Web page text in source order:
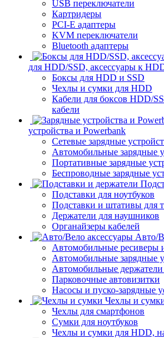
USB переключатели
Картридеры
PCI-E адаптеры
KVM переключатели
Bluetooth адаптеры
для HDD/SSD, аксессуары к
Боксы для HDD и SSD
Чехлы и сумки для HDD
Кабели для боксов HDD/
кабели
устройства и Powerbank
Сетевые зарядные
Автомобильные зарядные
Портативные зарядные
Беспроводные зарядные
Подставки для ноутбуков
Подставки и штативы для
Держатели для наушников
Органайзеры кабелей
Авто/
Автомобильные ресиверы
Автомобильные зарядные
Автомобильные держатели
Парковочные автовизитки
Насосы и пуско-зарядные
Чехлы и
Чехлы для смартфонов
Сумки для ноутбуков
Чехлы и сумки для HDD,